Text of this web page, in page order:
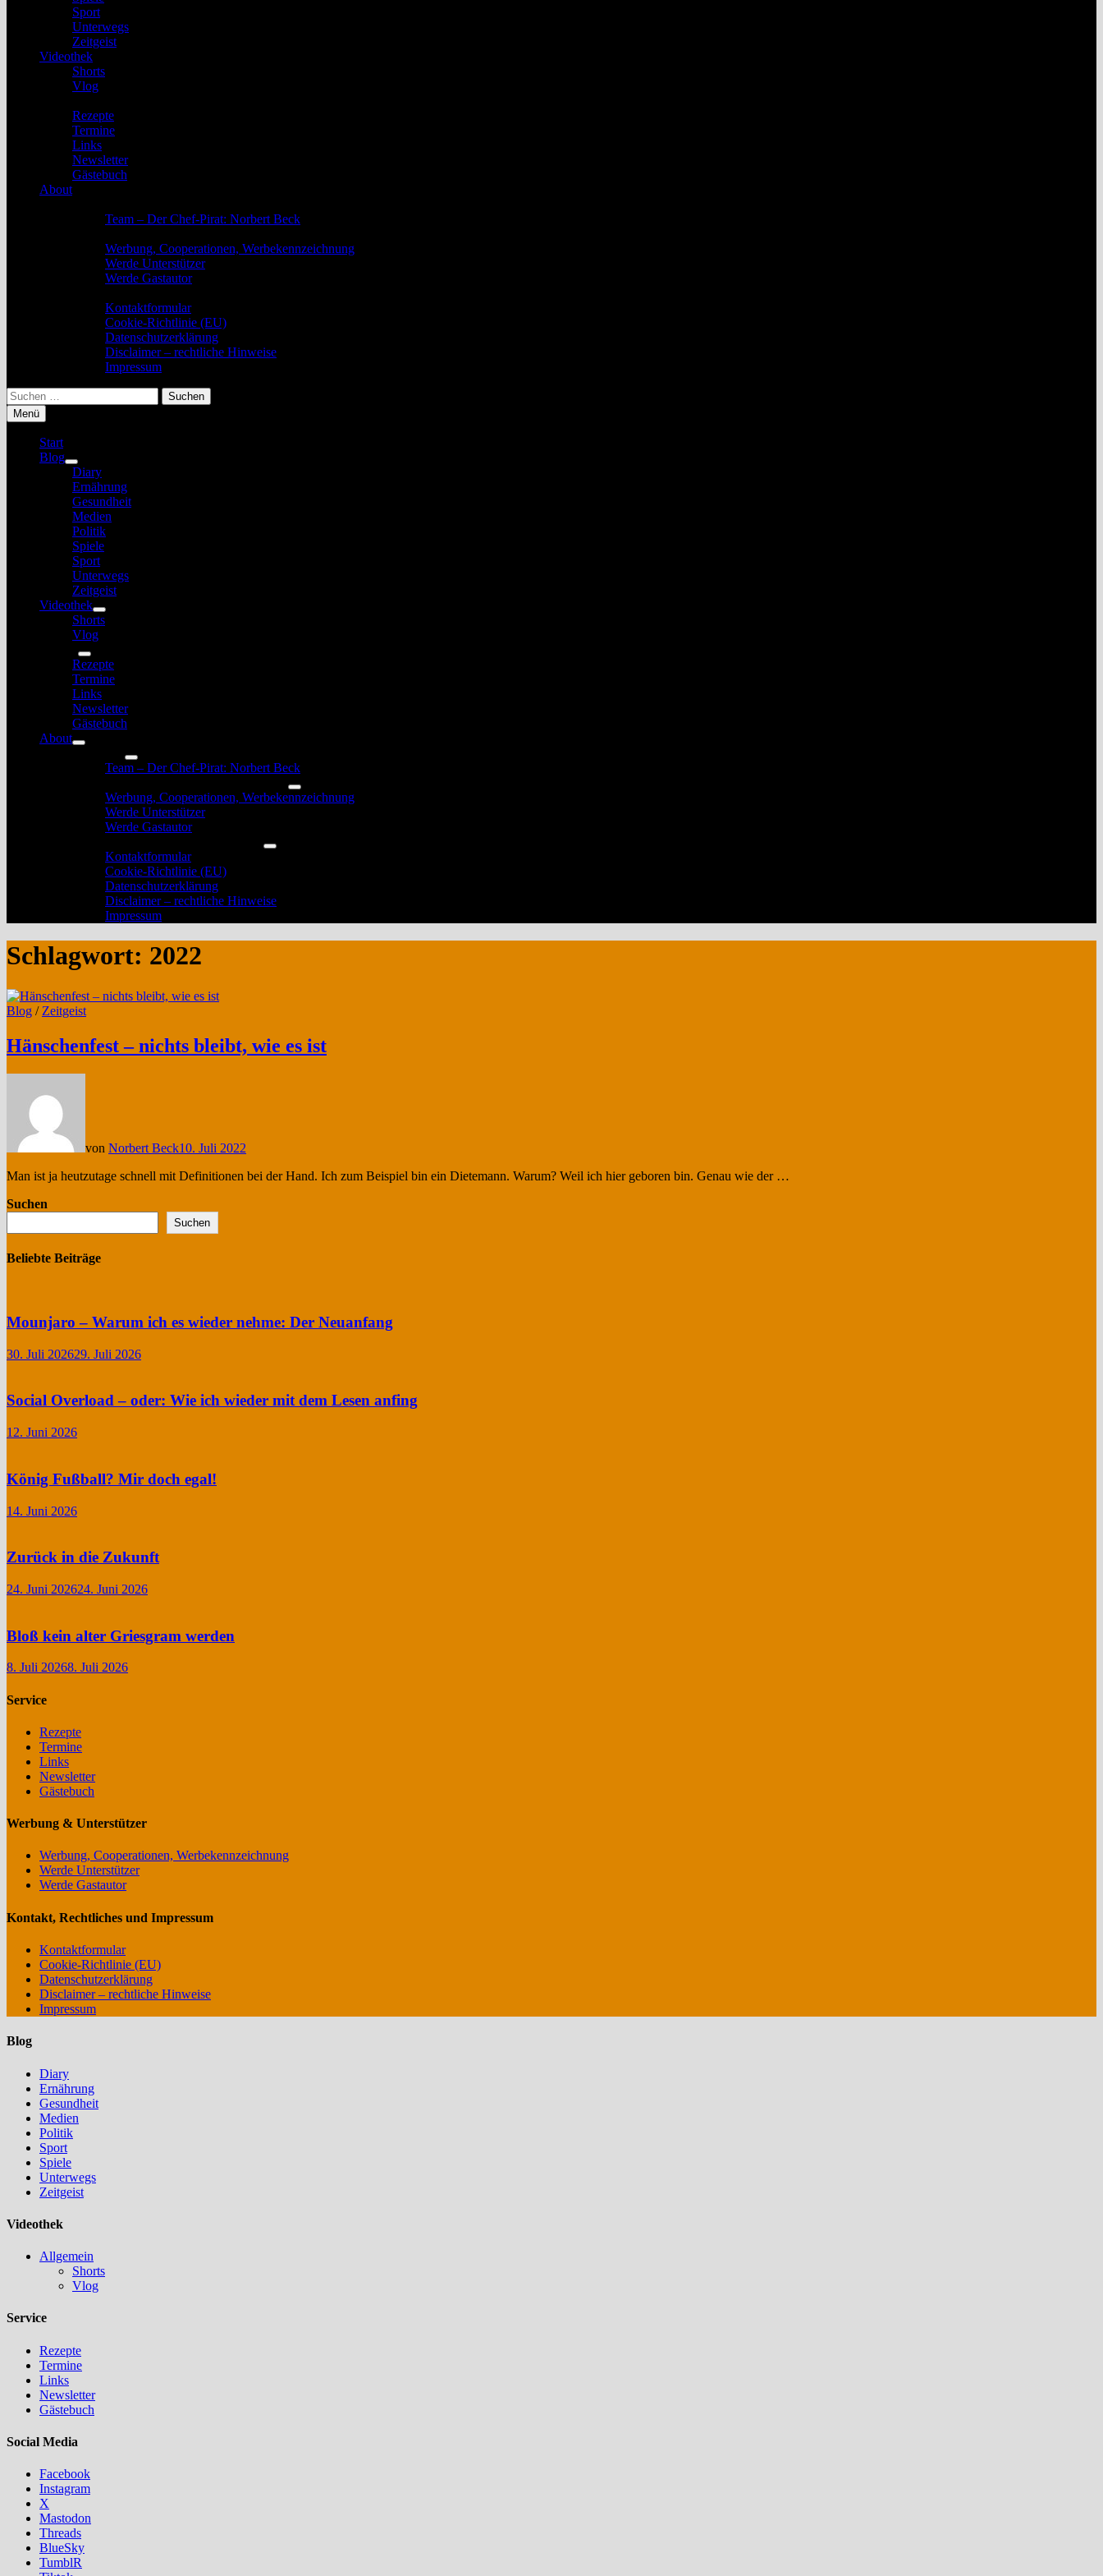
Sport
Unterwegs
Zeitgeist
Videothek
Shorts
Vlog
Rezepte
Termine
Links
Newsletter
Gästebuch
About
Team – Der Chef-Pirat: Norbert Beck
Werbung, Cooperationen, Werbekennzeichnung
Werde Unterstützer
Werde Gastautor
Kontaktformular
Cookie-Richtlinie (EU)
Datenschutzerklärung
Disclaimer – rechtliche Hinweise
Impressum
Suchen
nach:
Menü
Start
Blog
Untermenü
anzeigen
Diary
Ernährung
Gesundheit
Medien
Politik
Spiele
Sport
Unterwegs
Zeitgeist
Videothek
Untermenü
anzeigen
Shorts
Vlog
Untermenü
anzeigen
Rezepte
Termine
Links
Newsletter
Gästebuch
About
Untermenü
anzeigen
Untermenü
anzeigen
Team – Der Chef-Pirat: Norbert Beck
Untermenü
anzeigen
Werbung, Cooperationen, Werbekennzeichnung
Werde Unterstützer
Werde Gastautor
Untermenü
Kontaktformular
Cookie-Richtlinie (EU)
Datenschutzerklärung
Disclaimer – rechtliche Hinweise
Impressum
Schlagwort: 2022
Blog / Zeitgeist
Hänschenfest – nichts bleibt, wie es ist
von Norbert Beck10. Juli 2022
Man ist ja heutzutage schnell mit Definitionen bei der Hand. Ich zum Beispiel bin ein Dietemann. Warum? Weil ich hier geboren bin. Genau wie der …
Suchen
Suchen
Beliebte Beiträge
Mounjaro – Warum ich es wieder nehme: Der Neuanfang
30. Juli 202629. Juli 2026
Social Overload – oder: Wie ich wieder mit dem Lesen anfing
12. Juni 2026
König Fußball? Mir doch egal!
14. Juni 2026
Zurück in die Zukunft
24. Juni 202624. Juni 2026
Bloß kein alter Griesgram werden
8. Juli 20268. Juli 2026
Service
Rezepte
Termine
Links
Newsletter
Gästebuch
Werbung & Unterstützer
Werbung, Cooperationen, Werbekennzeichnung
Werde Unterstützer
Werde Gastautor
Kontakt, Rechtliches und Impressum
Kontaktformular
Cookie-Richtlinie (EU)
Datenschutzerklärung
Disclaimer – rechtliche Hinweise
Impressum
Blog
Diary
Ernährung
Gesundheit
Medien
Politik
Sport
Spiele
Unterwegs
Zeitgeist
Videothek
Allgemein
Shorts
Vlog
Service
Rezepte
Termine
Links
Newsletter
Gästebuch
Social Media
Facebook
Instagram
X
Mastodon
Threads
BlueSky
TumblR